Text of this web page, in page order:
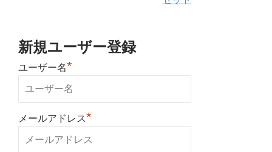
新規ユーザー登録
ユーザー名*
メールアドレス*